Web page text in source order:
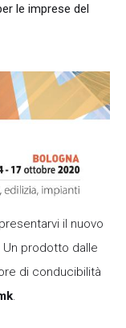
le imprese del
il nuovo
Un prodotto dalle
di conducibilità
.